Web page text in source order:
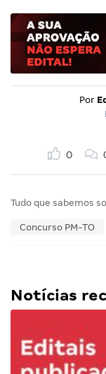
Por
0
Tudo que sabemos
Concurso PM-TO
Notícias